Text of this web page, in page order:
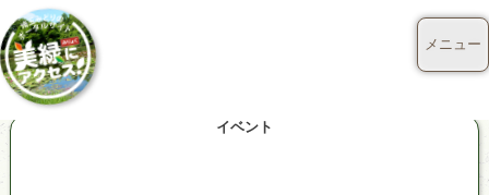
イベント
メニュー